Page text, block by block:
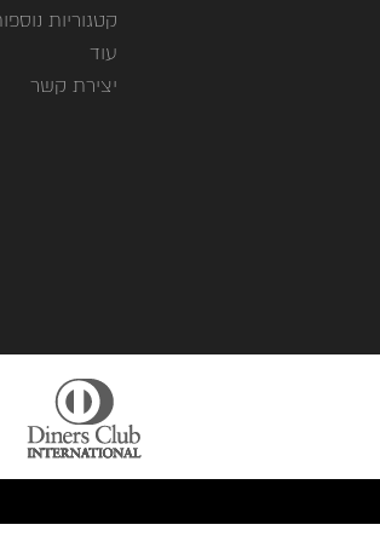
קטגוריות
עוד
יצירת קשר